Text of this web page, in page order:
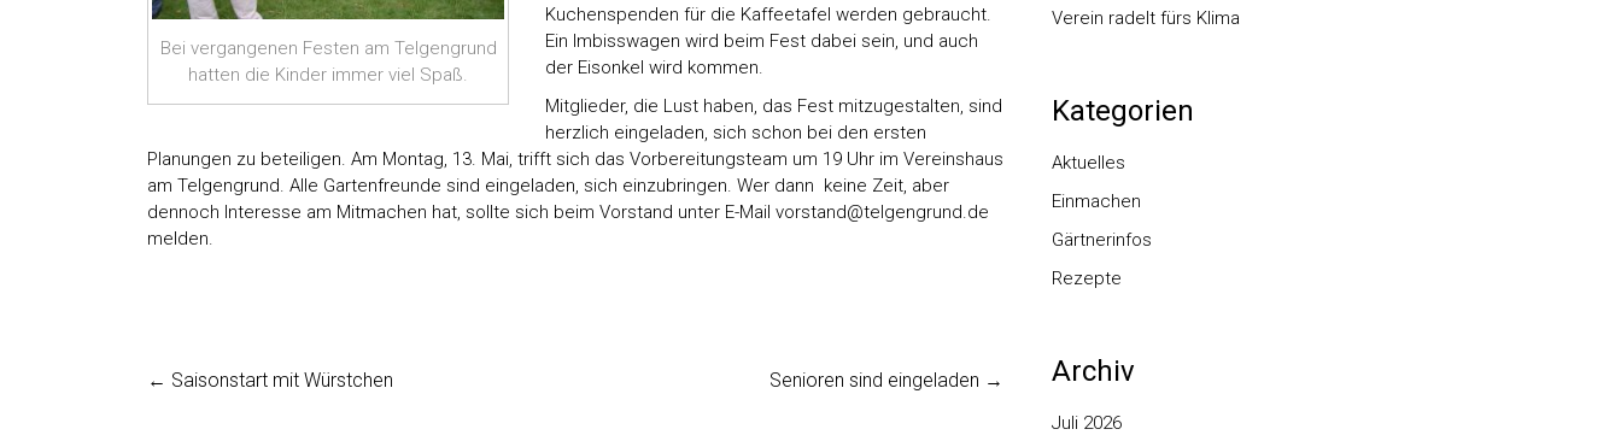
Bei vergangenen Festen am Telgengrund
hatten die Kinder immer viel Spaß.
Kuchenspenden für die Kaffeetafel werden gebraucht.
Ein Imbisswagen wird beim Fest dabei sein, und auch
der Eisonkel wird kommen.
Mitglieder, die Lust haben, das Fest mitzugestalten, sind
herzlich eingeladen, sich schon bei den ersten
Planungen zu beteiligen. Am Montag, 13. Mai, trifft sich das Vorbereitungsteam um 19 Uhr im Vereinshaus
am Telgengrund. Alle Gartenfreunde sind eingeladen, sich einzubringen. Wer dann keine Zeit, aber
dennoch Interesse am Mitmachen hat, sollte sich beim Vorstand unter E-Mail vorstand@telgengrund.de
melden.
← Saisonstart mit Würstchen Senioren sind eingeladen →
Verein radelt fürs Klima
Kategorien
Aktuelles
Einmachen
Gärtnerinfos
Rezepte
Archiv
Juli 2026